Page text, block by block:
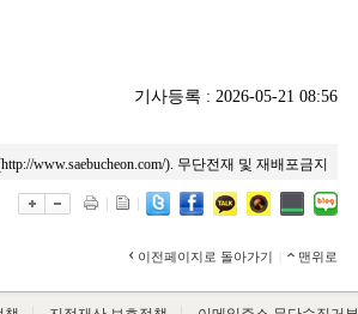
기사등록 : 2026-05-21 08:56
www.saebucheon.com/). 무단전재 및 재배포금지
이전페이지로 돌아가기 맨위로